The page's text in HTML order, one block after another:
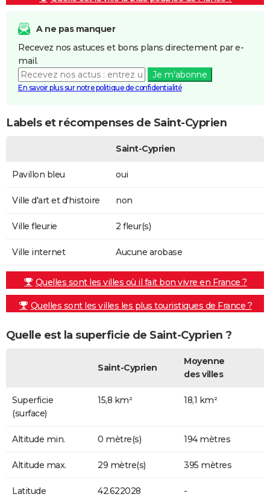
A ne pas manquer
Recevez nos astuces et bons plans directement par e-
mail.
Je m'abonne
En savoir plus sur notre politique de confidentialité
Labels et récompenses de Saint-Cyprien
Saint-Cyprien
Pavillon bleu oui
Ville d'art et d'histoire non
Ville fleurie 2 fleur(s)
Ville internet Aucune arobase
Quelles sont les villes où il fait bon vivre en France ?
Quelles sont les villes les plus touristiques de France ?
Quelle est la superficie de Saint-Cyprien ?
Saint-Cyprien
Moyenne
des villes
Superficie
(surface)
15,8 km² 18,1 km²
Altitude min. 0 mètre(s) 194 mètres
Altitude max. 29 mètre(s) 395 mètres
Latitude 42.622028 -